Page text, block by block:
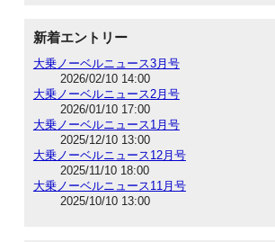
新着エントリー
大乗ノーベルニュース3月号
2026/02/10 14:00
大乗ノーベルニュース2月号
2026/01/10 17:00
大乗ノーベルニュース1月号
2025/12/10 13:00
大乗ノーベルニュース12月号
2025/11/10 18:00
大乗ノーベルニュース11月号
2025/10/10 13:00